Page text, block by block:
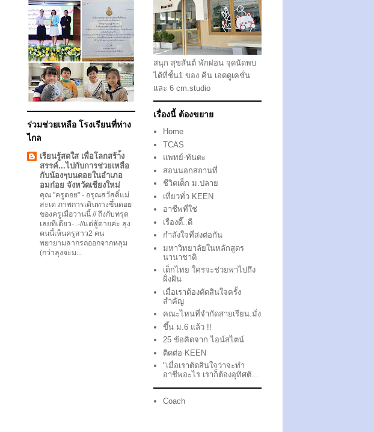
ร่วมช่วยเหลือ โรงเรียนที่ห่าง
ไกล
เรียนรู้สดใส เพื่อโลกสร้า้ง
สรรค์...ไปกับการช่วยเหลือ
กับน้องๆบนดอยในอำเภอ
อมก๋อย จังหวัดเชียงใหม่
คุณ "ครูดอย" - อรุณสวัสดิ์แม่
สะเต ภาพการเดินทางขึ้นดอย
ของครูเมื่อวานนี้ // ถึงกับทรุด
เลยทีเดียว-..-//แต่สู้ตายค่ะ ลุง
คนนี้เห็นครูสาว2 คน
พยายามลากรถออกจากหลุม
(กว่าลุงจะม...
สนุก สุขสันต์ พักผ่อน จุดนัดพบ
ได้ที่ชั้น1 ของ คีน เอดดูเคชั่น
และ 6 cm.studio
เรื่องนี้ ต้องขยาย
Home
TCAS
แพทย์-ทันตะ
สอนนอกสถานที่
ชีวิตเด็ก ม.ปลาย
เที่ยวทั่ว KEEN
อาชีพที่ใช่
เรื่องดี๊..ดี
กำลังใจที่ส่งต่อกัน
มหาวิทยาลัยในหลักสูตร
นานาชาติ
เด็กไทย ใครจะช่วยพาไปถึง
ฝั่งฝัน
เมื่อเราต้องตัดสินใจครั้ง
สำคัญ
คณะไหนที่จำกัดสายเรียน.มั่ง
ขึ้น ม.6 แล้ว !!
25 ข้อคิดจาก ไอน์สไตน์
ติดต่อ KEEN
"เมื่อเราตัดสินใจว่าจะทำ
อาชีพอะไร เราก็ต้องอุทิศตั...
Coach